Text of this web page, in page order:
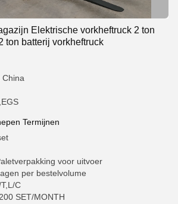
Elektrische vorkheftruck 2 ton
ton batterij vorkheftruck
China
Termijnen
voor uitvoer
per bestelvolume
C
SET/MONTH